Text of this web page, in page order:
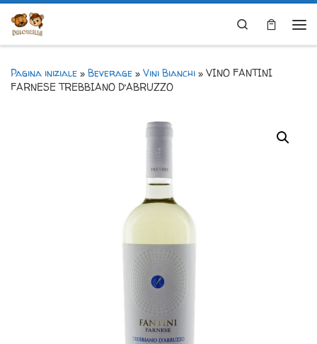
Skip to content
Search
Pagina iniziale » Beverage » Vini Bianchi » VINO FANTINI
FARNESE TREBBIANO D’ABRUZZO